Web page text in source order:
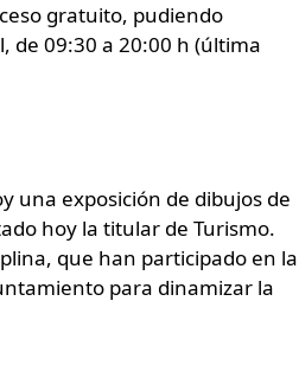
gratuito, pudiendo
de 09:30 a 20:00 h (última
una exposición de dibujos de
hoy la titular de Turismo.
que han participado en la
para dinamizar la